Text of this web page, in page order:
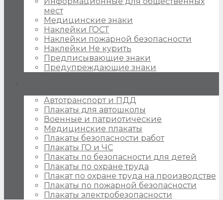
мест
Медицинские знаки
Наклейки ГОСТ
Наклейки пожарной безопасности
Наклейки Не курить
Предписывающие знаки
Предупреждающие знаки
Автотранспорт и ПДД
Плакаты для автошколы
Военные и патриотические
Медицинские плакаты
Плакаты безопасности работ
Плакаты ГО и ЧС
Плакаты по безопасности для детей
Плакаты по охране труда
Плакат по охране труда на производстве
Плакаты по пожарной безопасности
Плакаты электробезопасности